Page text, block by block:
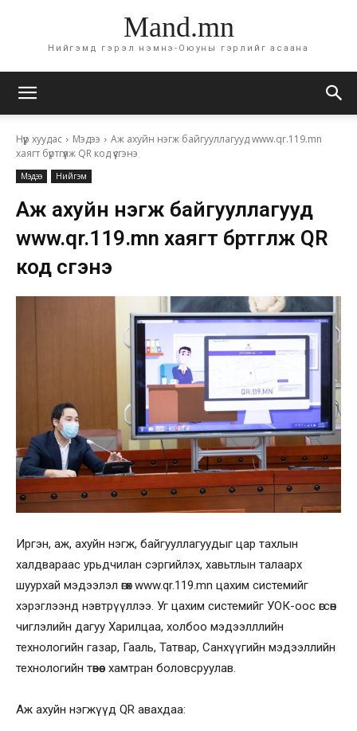
Mand.mn
Нийгэмд гэрэл нэмнэ-Оюуны гэрлийг асаана
Нүүр хуудас Мэдээ
Аж ахуйн нэгж байгууллагууд www.qr.119.mn
хаягт бүртгүүлж QR код үүсгэнэ
Мэдээ Нийгэм
Аж ахуйн нэгж байгууллагууд
www.qr.119.mn хаягт бүртгүүлж QR
код үүсгэнэ
Иргэн, аж, ахуйн нэгж, байгууллагуудыг цар тахлын
халдвараас урьдчилан сэргийлэх, хавьтлын талаарх
шуурхай мэдээлэл өгөх www.qr.119.mn цахим системийг
хэрэглээнд нэвтрүүллээ. Уг цахим системийг УОК-оос өгсөн
чиглэлийн дагуу Харилцаа, холбоо мэдээлллийн
технологийн газар, Гааль, Татвар, Санхүүгийн мэдээллийн
технологийн төвөөс хамтран боловсруулав.
Аж ахуйн нэгжүүд QR авахдаа: